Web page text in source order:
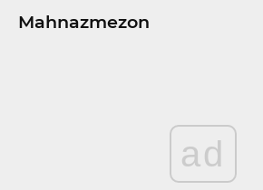
Mahnazmezon
ad